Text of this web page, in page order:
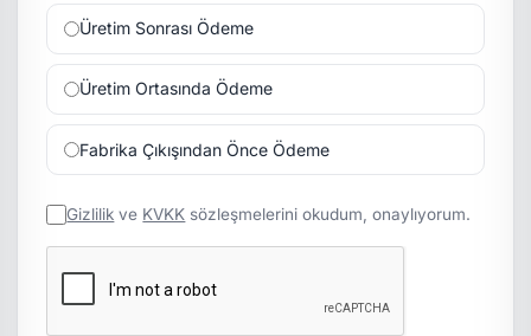
Üretim Sonrası Ödeme
Üretim Ortasında Ödeme
Fabrika Çıkışından Önce Ödeme
Gizlilik ve KVKK sözleşmelerini okudum, onaylıyorum.